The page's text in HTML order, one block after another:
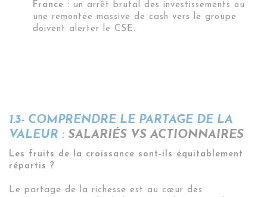
France : un arrêt brutal des investissements ou
une remontée massive de cash vers le groupe
doivent alerter le CSE.
1.3- COMPRENDRE LE PARTAGE DE LA
VALEUR : SALARIÉS VS ACTIONNAIRES
Les fruits de la croissance sont-ils équitablement
répartis ?
Le partage de la richesse est au cœur des